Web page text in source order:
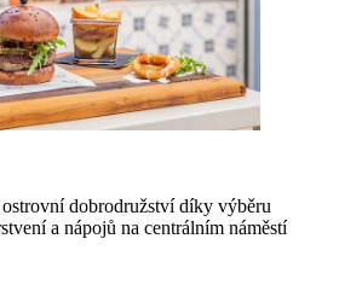
ostrovní dobrodružství díky výběru
a nápojů na centrálním náměstí